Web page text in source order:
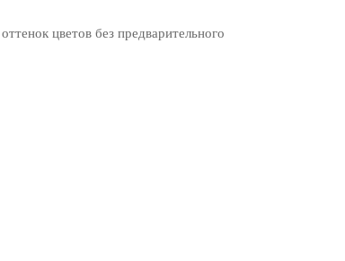
цветов без предварительного